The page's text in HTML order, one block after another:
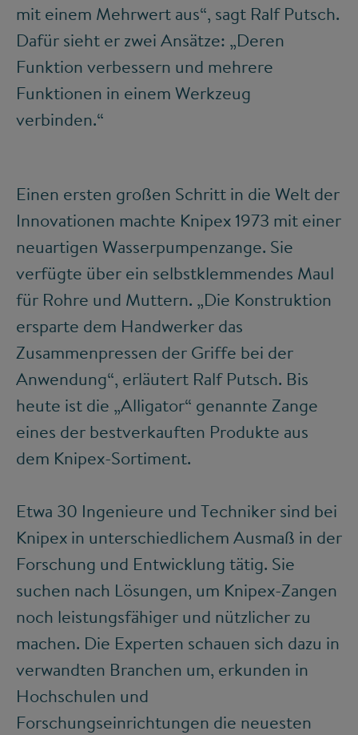
mit einem Mehrwert aus“, sagt Ralf Putsch.
Dafür sieht er zwei Ansätze: „Deren
Funktion verbessern und mehrere
Funktionen in einem Werkzeug
verbinden.“
Einen ersten großen Schritt in die Welt der
Innovationen machte Knipex 1973 mit einer
neuartigen Wasserpumpenzange. Sie
verfügte über ein selbstklemmendes Maul
für Rohre und Muttern. „Die Konstruktion
ersparte dem Handwerker das
Zusammenpressen der Griffe bei der
Anwendung“, erläutert Ralf Putsch. Bis
heute ist die „Alligator“ genannte Zange
eines der bestverkauften Produkte aus
dem Knipex-Sortiment.
Etwa 30 Ingenieure und Techniker sind bei
Knipex in unterschiedlichem Ausmaß in der
Forschung und Entwicklung tätig. Sie
suchen nach Lösungen, um Knipex-Zangen
noch leistungsfähiger und nützlicher zu
machen. Die Experten schauen sich dazu in
verwandten Branchen um, erkunden in
Hochschulen und
Forschungseinrichtungen die neuesten